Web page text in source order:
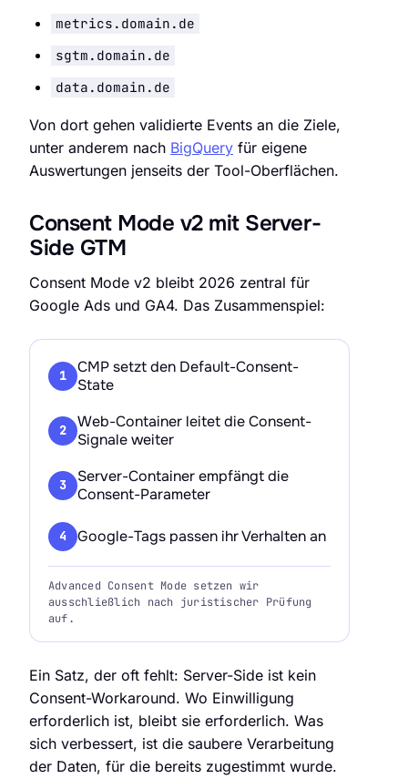
metrics.domain.de
sgtm.domain.de
data.domain.de
Von dort gehen validierte Events an die Ziele,
unter anderem nach BigQuery für eigene
Auswertungen jenseits der Tool-Oberflächen.
Consent Mode v2 mit Server-
Side GTM
Consent Mode v2 bleibt 2026 zentral für
Google Ads und GA4. Das Zusammenspiel:
1
CMP setzt den Default-Consent-
State
2
Web-Container leitet die Consent-
Signale weiter
3
Server-Container empfängt die
Consent-Parameter
4 Google-Tags passen ihr Verhalten an
Advanced Consent Mode setzen wir
ausschließlich nach juristischer Prüfung
auf.
Ein Satz, der oft fehlt: Server-Side ist kein
Consent-Workaround. Wo Einwilligung
erforderlich ist, bleibt sie erforderlich. Was
sich verbessert, ist die saubere Verarbeitung
der Daten, für die bereits zugestimmt wurde.